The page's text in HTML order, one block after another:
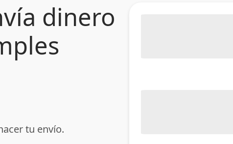
dinero
tu envío.